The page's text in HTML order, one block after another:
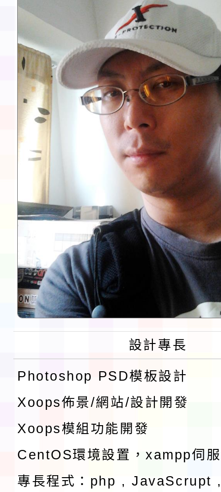
請一案
設計專長
Photoshop PSD模板設計
Xoops佈景/網站/設計開發
Xoops模組功能開發
CentOS環境設置，xampp伺
專長程式：php , JavaScrupt